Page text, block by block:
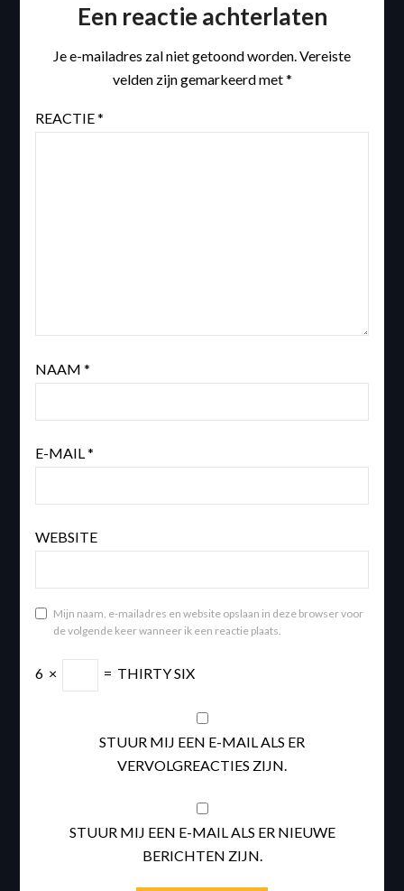
Een reactie achterlaten
Je e-mailadres zal niet getoond worden.Vereiste
velden zijn gemarkeerd met*
REACTIE*
NAAM *
E-MAIL*
WEBSITE
Mijn naam, e-mailadres en website opslaan in deze browser voor
de volgende keer wanneer ik een reactie plaats.
6 × = THIRTY SIX
STUUR MIJ EEN E-MAIL ALS ER
VERVOLGREACTIES ZIJN.
STUUR MIJ EEN E-MAIL ALS ER NIEUWE
BERICHTEN ZIJN.